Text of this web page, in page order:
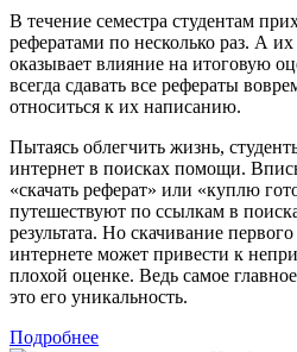
В течение семестра студентам
рефератами по несколько раз. А
оказывает влияние на итоговую
всегда сдавать все рефераты
относиться к их написанию.
Пытаясь облегчить жизнь,
интернет в поисках помощи.
«скачать реферат» или «куплю
путешествуют по ссылкам в
результата. Но скачивание
интернете может привести к
плохой оценке. Ведь самое
это его уникальность.
Подробнее